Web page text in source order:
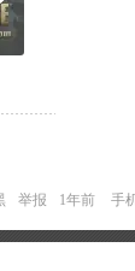
举报 1年前 手